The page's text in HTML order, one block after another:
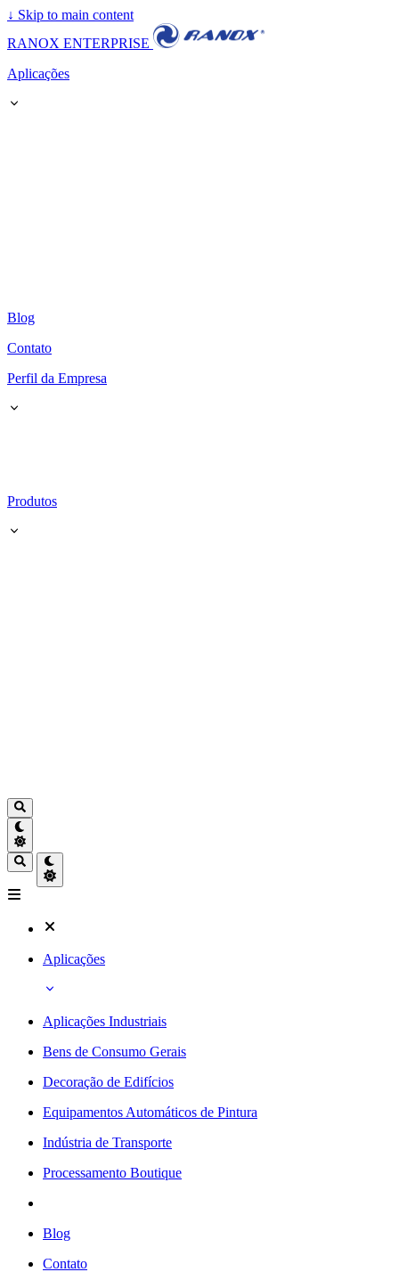
↓ Skip to main content
RANOX ENTERPRISE
Aplicações
Blog
Contato
Perfil da Empresa
Produtos
Aplicações
Aplicações Industriais
Bens de Consumo Gerais
Decoração de Edifícios
Equipamentos Automáticos de Pintura
Indústria de Transporte
Processamento Boutique
Blog
Contato